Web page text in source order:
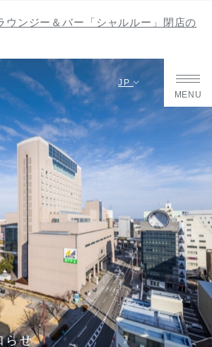
JP
MENU
らせ
ウンジー＆バー「シャルルー」閉店の